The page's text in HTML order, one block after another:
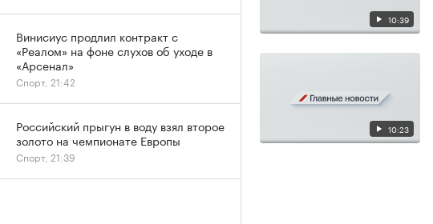
10:39
10:23
Винисиус продлил контракт с
«Реалом» на фоне слухов об уходе в
«Арсенал»
Спорт, 21:42
Российский прыгун в воду взял второе
золото на чемпионате Европы
Спорт, 21:39